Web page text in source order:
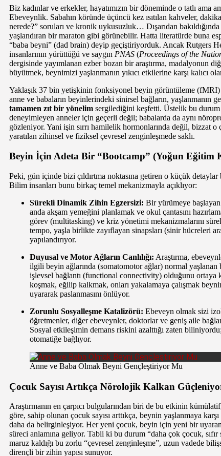
Biz kadınlar ve erkekler, hayatımızın bir döneminde o tatlı ama
Ebeveynlik. Sabahın köründe üçüncü kez ısıtılan kahveler,
nerede?” soruları ve kronik uykusuzluk… Dışarıdan
yaşlandıran bir maraton gibi görünebilir. Hatta literatürde buna
“baba beyni” (dad brain) deyip geçiştiriyorduk. Ancak Rutgers
insanlarının yürüttüğü ve saygın PNAS (Proceedings of the
dergisinde yayımlanan ezber bozan bir araştırma, madalyonun
büyütmek, beynimizi yaşlanmanın yıkıcı etkilerine karşı kalıcı
Yaklaşık 37 bin yetişkinin fonksiyonel beyin görüntüleme
anne ve babaların beyinlerindeki sinirsel bağların, yaşlanmanın
tamamen zıt bir yönelim sergilediğini keşfetti. Üstelik bu
deneyimleyen anneler için geçerli değil; babalarda da aynı
gözleniyor. Yani işin sırrı hamilelik hormonlarında değil, bizzat o
yaratılan zihinsel ve fiziksel çevresel zenginleşmede saklı.
Beyin İçin Adeta Bir “Bootcamp” (Yoğun Eğitim
Peki, gün içinde bizi çıldırtma noktasına getiren o küçük
Bilim insanları bunu birkaç temel mekanizmayla açıklıyor:
Sürekli Dinamik Zihin Egzersizi: Bir yürümeye
anda akşam yemeğini planlamak ve okul çantasını
görev (multitasking) ve kriz yönetimi mekanizmalarını
tempo, yaşla birlikte zayıflayan sinapsları (sinir hücreleri
yapılandırıyor.
Duyusal ve Motor Ağların Canlılığı: Araştırma,
ilgili beyin ağlarında (somatomotor ağlar) normal
işlevsel bağlantı (functional connectivity) olduğunu ortaya
koşmak, eğilip kalkmak, onları yakalamaya çalışmak
uyararak paslanmasını önlüyor.
Zorunlu Sosyalleşme Katalizörü: Ebeveyn olmak sizi
öğretmenler, diğer ebeveynler, doktorlar ve geniş aile
Sosyal etkileşimin demans riskini azalttığı zaten
otomatiğe bağlıyor.
Anne ve Baba Olmak Beyni Gençleştiriyor Mu
Çocuk Sayısı Artıkça Nörolojik Kalkan
Araştırmanın en çarpıcı bulgularından biri de bu etkinin
göre, sahip olunan çocuk sayısı arttıkça, beynin yaşlanmaya
daha da belirginleşiyor. Her yeni çocuk, beyin için yeni bir
süreci anlamına geliyor. Tabii ki bu durum “daha çok çocuk,
maruz kaldığı bu zorlu “çevresel zenginleşme”, uzun vadede
dirençli bir zihin yapısı sunuyor.